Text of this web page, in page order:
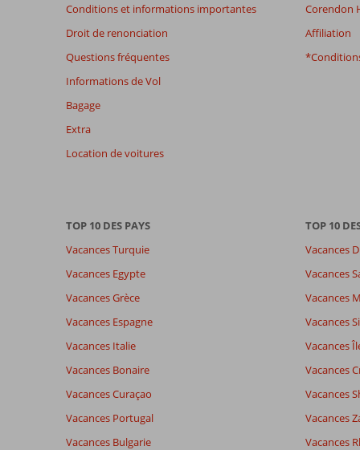
affichés
afin
de
garantir
la
présentés.
En
nos
Note totale
149
commentaires
9,0 Manger
Expériences
de nos
clients
Conditions et informations importantes
Droit de renonciation
Questions fréquentes
Informations de Vol
Bagage
Extra
Location de voitures
Corendon
Affiliation
TOP 10 DES PAYS
Vacances Turquie
Vacances Egypte
Vacances Grèce
Vacances Espagne
Vacances Italie
Vacances Bonaire
Vacances Curaçao
Vacances Portugal
Vacances Bulgarie
TOP 10
Vacances
Vacances
Vacances
Vacances
Vacances
Vacances
Vacances
Vacances
Vacances